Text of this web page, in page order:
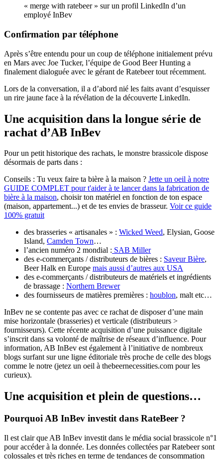
« merge with ratebeer » sur un profil LinkedIn d’un
employé InBev
Confirmation par téléphone
Après s’être entendu pour un coup de téléphone initialement prévu
en Mars avec Joe Tucker, l’équipe de Good Beer Hunting a
finalement dialoguée avec le gérant de Ratebeer tout récemment.
Lors de la conversation, il a d’abord nié les faits avant d’esquisser
un rire jaune face à la révélation de la découverte LinkedIn.
Une acquisition dans la longue série de
rachat d’AB InBev
Pour un petit historique des rachats, le monstre brassicole dispose
désormais de parts dans :
Conseils : Tu veux faire ta bière à la maison ? Jette un oeil à notre
GUIDE COMPLET pour t'aider à te lancer dans la fabrication de
bière à la maison, choisir ton matériel en fonction de ton espace
(maison, appartement...) et de tes envies de brasseur. Voir ce guide
100% gratuit
des brasseries « artisanales » : Wicked Weed, Elysian, Goose
Island, Camden Town…
l’ancien numéro 2 mondial : SAB Miller
des e-commerçants / distributeurs de bières : Saveur Bière,
Beer Halk en Europe mais aussi d’autres aux USA
des e-commerçants / distributeurs de matériels et ingrédients
de brassage : Northern Brewer
des fournisseurs de matières premières : houblon, malt etc…
InBev ne se contente pas avec ce rachat de disposer d’une main
mise horizontale (brasseries) et verticale (distributeurs >
fournisseurs). Cette récente acquisition d’une puissance digitale
s’inscrit dans sa volonté de maîtrise de réseaux d’influence. Pour
information, AB InBev est également à l’initiative de nombreux
blogs surfant sur une ligne éditoriale très proche de celle des blogs
comme le notre (jetez un oeil à thebeernecessities.com pour les
curieux).
Une acquisition et plein de questions…
Pourquoi AB InBev investit dans RateBeer ?
Il est clair que AB InBev investit dans le média social brassicole n°1
pour accéder à la donnée. Les données collectées par Ratebeer sont
colossales et très riches en terme de tendances de consommation